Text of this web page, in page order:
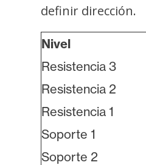
definir dirección.
Nivel
Resistencia 3
Resistencia 2
Resistencia 1
Soporte 1
Soporte 2